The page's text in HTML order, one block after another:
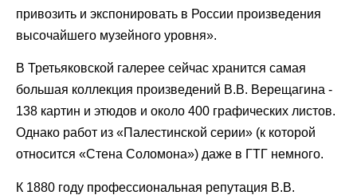
привозить и экспонировать в России произведения
высочайшего музейного уровня».
В Третьяковской галерее сейчас хранится самая
большая коллекция произведений В.В. Верещагина -
138 картин и этюдов и около 400 графических листов.
Однако работ из «Палестинской серии» (к которой
относится «Стена Соломона») даже в ГТГ немного.
К 1880 году профессиональная репутация В.В.